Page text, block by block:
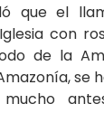
que el
con
de la
se